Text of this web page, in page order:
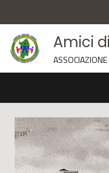
Amici